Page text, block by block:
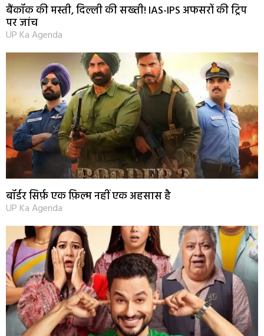
बैंकॉक की मस्ती, दिल्ली की सख्ती! IAS-IPS अफसरों की ट्रिप
पर जांच
UP Ka Agenda
बॉर्डर सिर्फ़ एक फ़िल्म नहीं एक अहसास है
UP Ka Agenda